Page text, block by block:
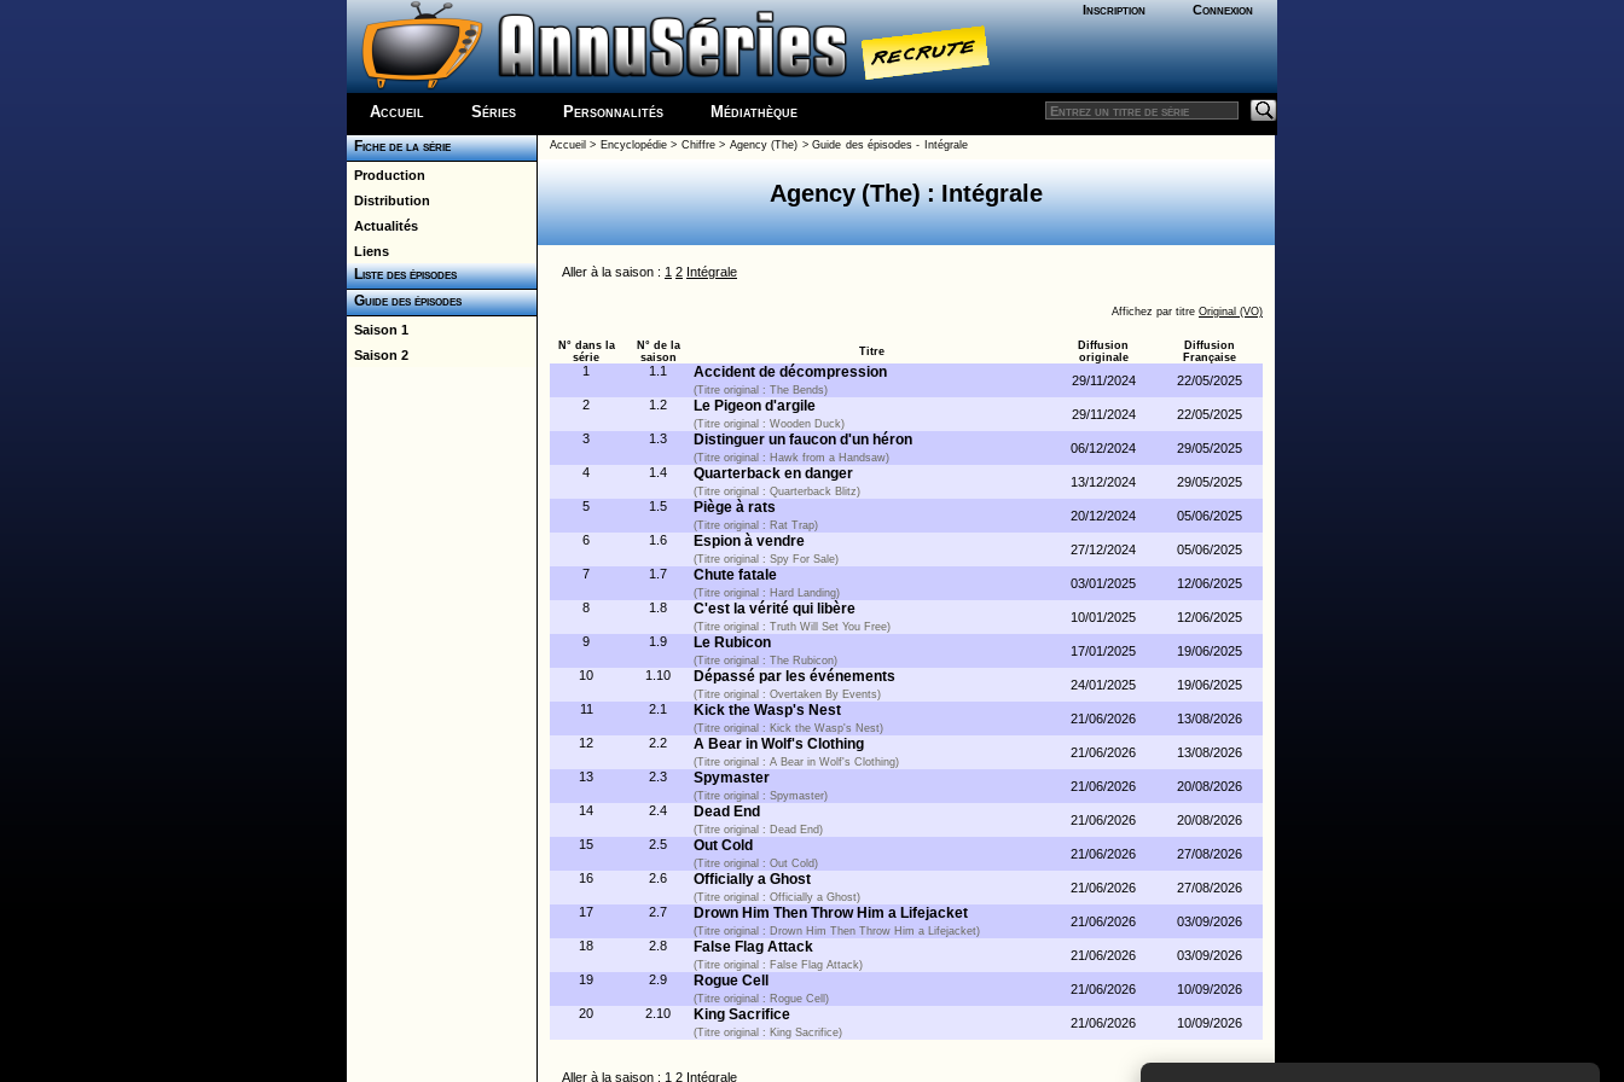
Inscription Connexion
Accueil Séries Personnalités Médiathèque
Fiche de la série
Production
Distribution
Actualités
Liens
Liste des épisodes
Guide des épisodes
Saison 1
Saison 2
Accueil > Encyclopédie> Chiffre> Agency (The) >Guide des épisodes - Intégrale
Agency (The) : Intégrale
Aller à la saison : 1 2 Intégrale
Affichez par titre Original (VO)
N° dans la
série
N° de la
saison
Titre
Diffusion
originale
Diffusion
Française
1 1.1 Accident de décompression
(Titre original : The Bends)
29/11/2024
22/05/2025
2
1.2 Le Pigeon d'argile
(Titre original : Wooden Duck)
29/11/2024
22/05/2025
3
1.3 Distinguer un faucon d'un héron
(Titre original : Hawk from a Handsaw)
06/12/2024
29/05/2025
4
1.4 Quarterback en danger
(Titre original : Quarterback Blitz)
13/12/2024
29/05/2025
5
1.5 Piège à rats
(Titre original : Rat Trap)
20/12/2024
05/06/2025
6
1.6 Espion à vendre
(Titre original : Spy For Sale)
27/12/2024
05/06/2025
7
1.7 Chute fatale
(Titre original : Hard Landing)
03/01/2025
12/06/2025
8
1.8 C'est la vérité qui libère
(Titre original : Truth Will Set You Free)
10/01/2025
12/06/2025
9
1.9 Le Rubicon
(Titre original : The Rubicon)
17/01/2025
19/06/2025
10
1.10 Dépassé par les événements
(Titre original : Overtaken By Events)
24/01/2025
19/06/2025
11
2.1 Kick the Wasp's Nest
(Titre original : Kick the Wasp's Nest)
21/06/2026
13/08/2026
12
2.2 A Bear in Wolf's Clothing
(Titre original : A Bear in Wolf's Clothing)
21/06/2026
13/08/2026
13
2.3 Spymaster
(Titre original : Spymaster)
21/06/2026
20/08/2026
14
2.4 Dead End
(Titre original : Dead End)
21/06/2026
20/08/2026
15
2.5 Out Cold
(Titre original : Out Cold)
21/06/2026
27/08/2026
16
2.6 Officially a Ghost
(Titre original : Officially a Ghost)
21/06/2026
27/08/2026
17
2.7 Drown Him Then Throw Him a Lifejacket
(Titre original : Drown Him Then Throw Him a Lifejacket)
21/06/2026
03/09/2026
18
2.8 False Flag Attack
(Titre original : False Flag Attack)
21/06/2026
03/09/2026
19
2.9 Rogue Cell
(Titre original : Rogue Cell)
21/06/2026
10/09/2026
20
2.10 King Sacrifice
(Titre original : King Sacrifice)
21/06/2026 10/09/2026
Aller à la saison : 1 2 Intégrale